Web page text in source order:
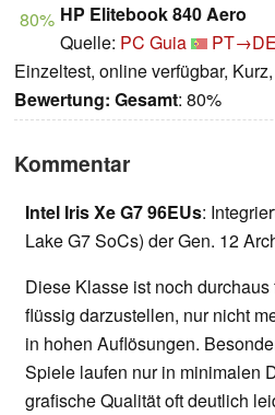
80% HP Elitebook 840 Aero
Quelle: PC Guia PT→DE
Einzeltest, online verfügbar,
Bewertung: Gesamt: 80%
Kommentar
Intel Iris Xe G7 96EUs:
Lake G7 SoCs) der Gen. 12
Diese Klasse ist noch
flüssig darzustellen, nur nicht
in hohen Auflösungen.
Spiele laufen nur in minimalen
grafische Qualität oft deutlich